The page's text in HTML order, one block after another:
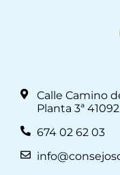
Calle Camino
Planta 3ª
674 02 62 03